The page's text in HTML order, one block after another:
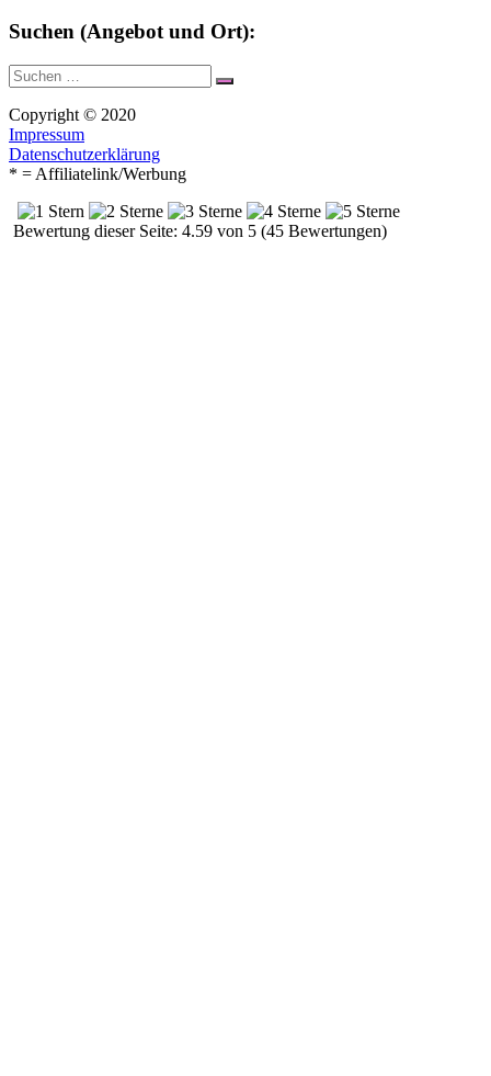
Suchen (Angebot und Ort):
Suche
nach:
Suchen
Copyright © 2020
Impressum
Datenschutzerklärung
* = Affiliatelink/Werbung
Bewertung dieser Seite: 4.59 von 5 (45 Bewertungen)